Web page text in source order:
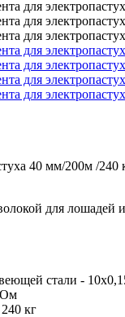
40 мм/200м /240
для лошадей
стали -
Ом
кг